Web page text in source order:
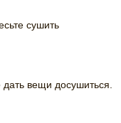
сушить
вещи досушиться.